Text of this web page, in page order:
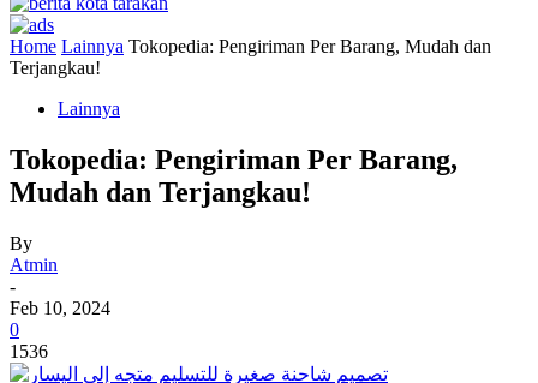
Home Lainnya Tokopedia: Pengiriman Per Barang, Mudah dan
Terjangkau!
Lainnya
Tokopedia: Pengiriman Per Barang,
Mudah dan Terjangkau!
By
Atmin
-
Feb 10, 2024
0
1536